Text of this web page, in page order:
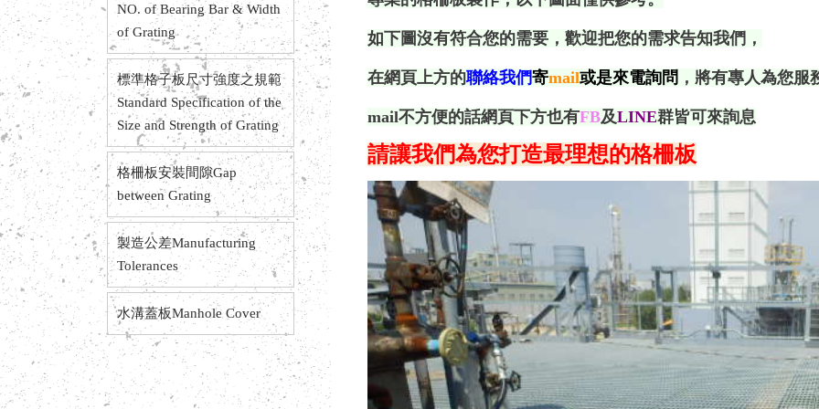
NO. of Bearing Bar & Width
of Grating
標準格子板尺寸強度之規範
Standard Specification of the
Size and Strength of Grating
格柵板安裝間隙Gap
between Grating
製造公差Manufacturing
Tolerances
水溝蓋板Manhole Cover
如下圖沒有符合您的需要，歡迎把您的需求告知我們，
在網頁上方的聯絡我們寄mail或是來電詢問 ，將有專人為您服
mail不方便的話網頁下方也有FB及LINE群皆可來詢息
請讓我們為您打造最理想的格柵板